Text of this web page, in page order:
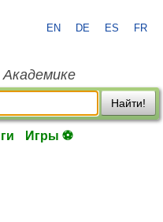
EN DE ES FR
Академике
Найти!
Игры ⚽